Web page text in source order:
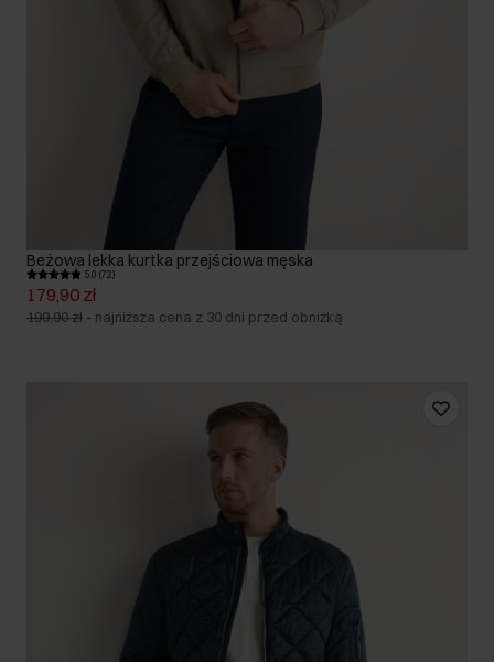
Beżowa lekka kurtka przejściowa męska
5.0 (72)
179,90 zł
199,90 zł - najniższa cena z 30 dni przed obniżką